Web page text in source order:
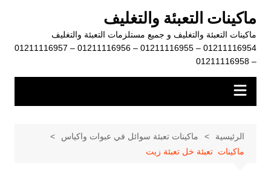
المحتوى
ماكينات التعبئة والتغليف
ماكينات التعبئة والتغليف و جميع مستلزمات التعبئة والتغليف
01211116954 – 01211116955 – 01211116956 – 01211116957
– 01211116958
الرئيسية
ماكينات تعبئة سوائل في عبوات واكياس
ماكينات تعبئة خل تعبئة زيت